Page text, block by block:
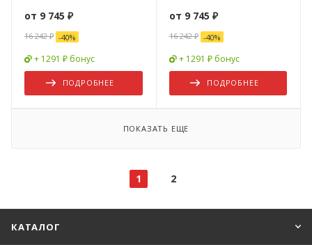
от 9 745 ₽
16 242 ₽ -40%
+ 1291 ₽ бонус
ПОДРОБНЕЕ
от 9 745 ₽
16 242 ₽ -40%
+ 1291 ₽ бонус
ПОДРОБНЕЕ
ПОКАЗАТЬ ЕЩЕ
1 2
КАТАЛОГ